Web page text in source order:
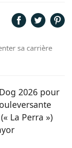
sa carrière
Trouvant son
Chien.fr pour
2026 pour
La Perra »)